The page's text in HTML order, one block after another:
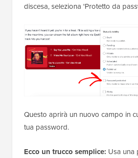
discesa, seleziona 'Protetto da
Questo aprirà un nuovo campo in
tua password.
Ecco un trucco semplice: Usa una